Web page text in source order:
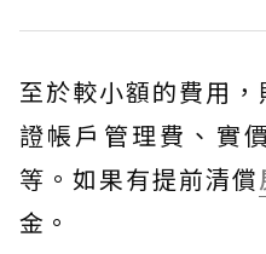
至於較小額的費用
證帳戶管理費、實
等。如果有提前清償
金。